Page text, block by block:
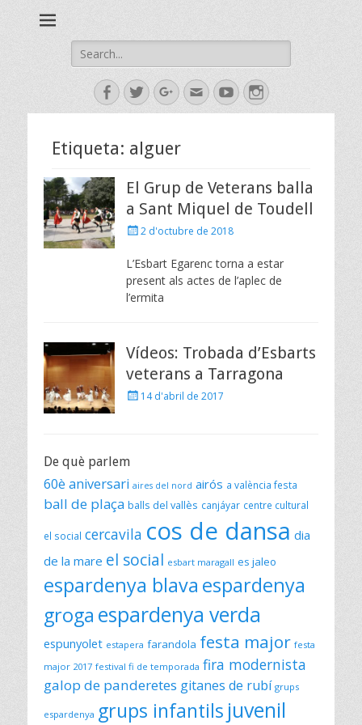
Search
for:
Facebook
TwitterGoogleplus
EmailYouTubeInstagram
Etiqueta: alguer
El Grup de Veterans balla
a Sant Miquel de Toudell
Posted2 d'octubre de 2018
L’Esbart Egarenc torna a estar
present als actes de l’aplec de
l’ermita
Vídeos: Trobada d’Esbarts
veterans a Tarragona
Posted14 d'abril de 2017
De què parlem
60è aniversari aires del nord airós a valència festa
ball de plaça balls del vallès canjáyar centre cultural
el social cercavila cos de dansa dia
de la mare el social esbart maragall es jaleo
espardenya blava espardenya
groga espardenya verda
espunyolet estapera farandola festa major festa
major 2017 festival fi de temporada fira modernista
galop de panderetes gitanes de rubí grups
espardenya grups infantils juvenil